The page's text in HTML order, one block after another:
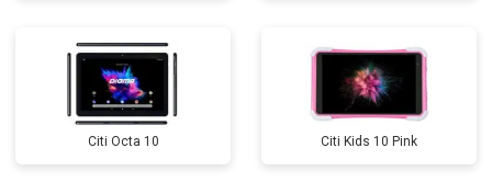
Citi Octa 10 Citi Kids 10 Pink